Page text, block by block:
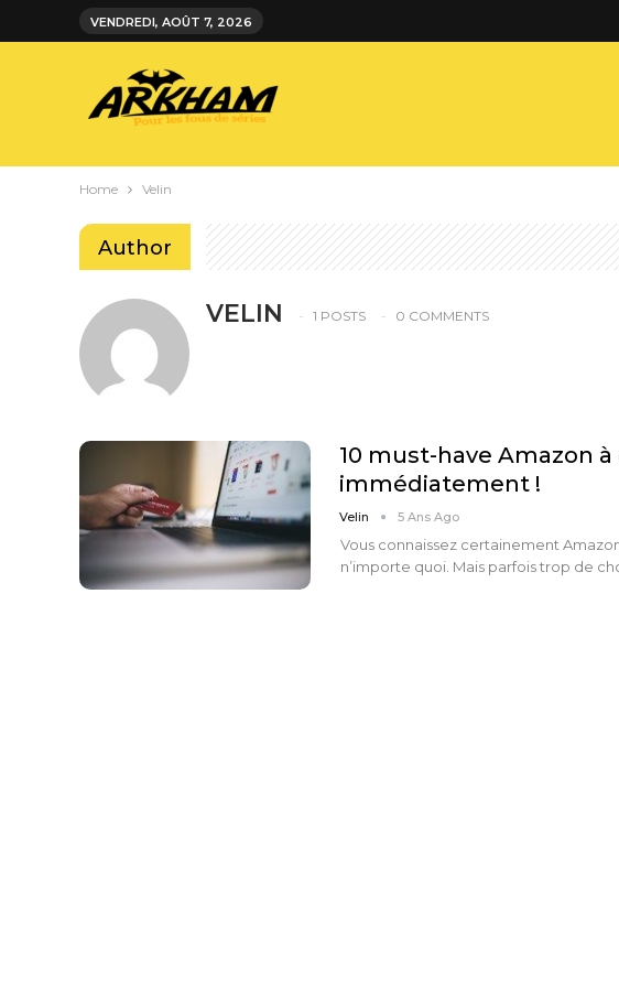
VENDREDI, AOÛT 7, 2026
Home Velin
Author
VELIN 1 POSTS 0 COMMENTS
10 must-have Amazon
immédiatement !
Velin 5 Ans Ago
Vous connaissez certainement
n’importe quoi. Mais parfois trop de